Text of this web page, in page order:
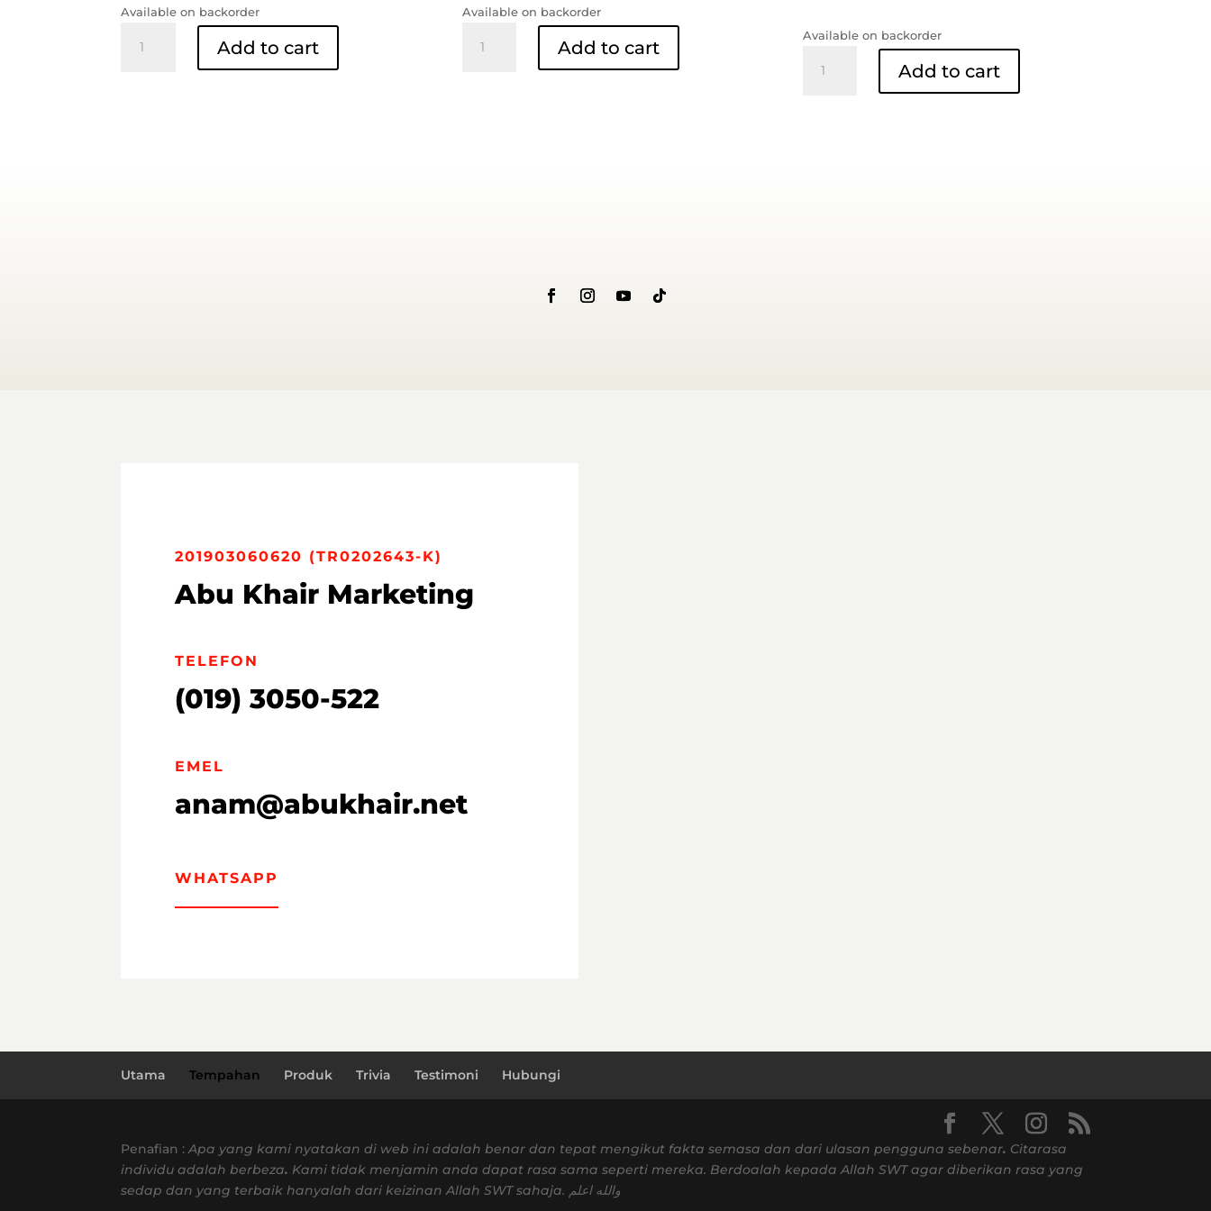
RM3.00.RM2.00.
Available on backorder
Lada
Add to cart
RM9.00.RM7.00.
Available on backorder
Lada
Add to cart
was:
RM25.00.RM23.00.
Available on backorder
Kering
Add to cart
201903060620 (TR0202643-K)
Abu Khair Marketing
TELEFON
(019) 3050-522
EMEL
anam@abukhair.net
WHATSAPP
Utama Tempahan Produk Trivia Testimoni Hubungi
Penafian :Apa yang kami nyatakan di web ini adalah benar dan tepat mengikut fakta semasa dan dari ulasan pengguna sebenar. Citarasa
individu adalah berbeza. Kami tidak menjamin anda dapat rasa sama seperti mereka. Berdoalah kepada Allah SWT agar diberikan rasa yang
sedap dan yang terbaik hanyalah dari keizinan Allah SWT sahaja. والله اعلم